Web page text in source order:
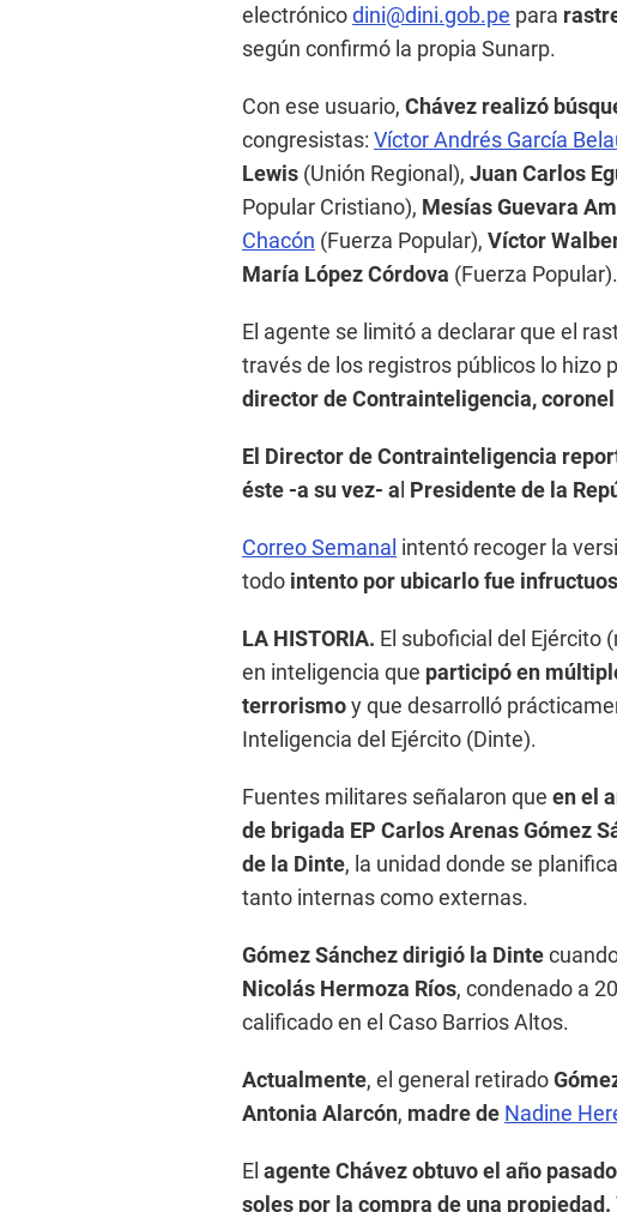
electrónicodini@dini.gob.pe para
según confirmó la propia Sunarp.
Con ese usuario, Chávez realizó
congresistas: Víctor Andrés García
Lewis (Unión Regional), Juan Carlos
Popular Cristiano), Mesías Guevara
Chacón (Fuerza Popular), Víctor
María López Córdova (Fuerza Popular).
El agente se limitó a declarar que el
través de los registros públicos lo hizo
director de Contrainteligencia,
El Director de Contrainteligencia
éste -a su vez- a Presidente de la
Correo Semanal intentó recoger la
todo intento por ubicarlo fue
LA HISTORIA. El suboficial del Ejército
en inteligencia que participó en
terrorismoy que desarrolló
Inteligencia del Ejército (Dinte).
Fuentes militares señalaron que en el
de brigada EP Carlos Arenas Gómez
de la Dinte, la unidad donde se
tanto internas como externas.
Gómez Sánchez dirigió la Dinte
Nicolás Hermoza Ríos, condenado a
calificado en el Caso Barrios Altos.
Actualmente, el general retirado
Antonia Alarcón, madre de Nadine
El agente Chávez obtuvo el año
soles por la compra de una propiedad.